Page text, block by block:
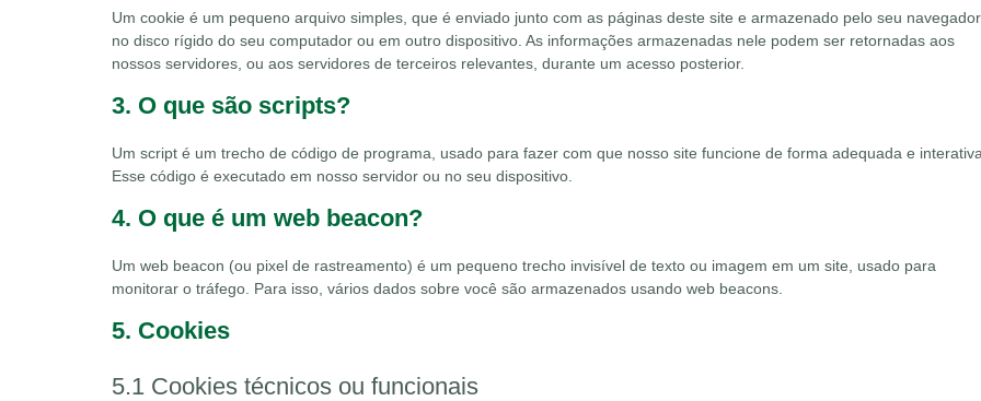
Um cookie é um pequeno arquivo simples, que é enviado junto com as páginas deste site e armazenado pelo seu navegador
no disco rígido do seu computador ou em outro dispositivo. As informações armazenadas nele podem ser retornadas aos
nossos servidores, ou aos servidores de terceiros relevantes, durante um acesso posterior.
3. O que são scripts?
Um script é um trecho de código de programa, usado para fazer com que nosso site funcione de forma adequada e
Esse código é executado em nosso servidor ou no seu dispositivo.
4. O que é um web beacon?
Um web beacon (ou pixel de rastreamento) é um pequeno trecho invisível de texto ou imagem em um site, usado para
monitorar o tráfego. Para isso, vários dados sobre você são armazenados usando web beacons.
5. Cookies
5.1 Cookies técnicos ou funcionais